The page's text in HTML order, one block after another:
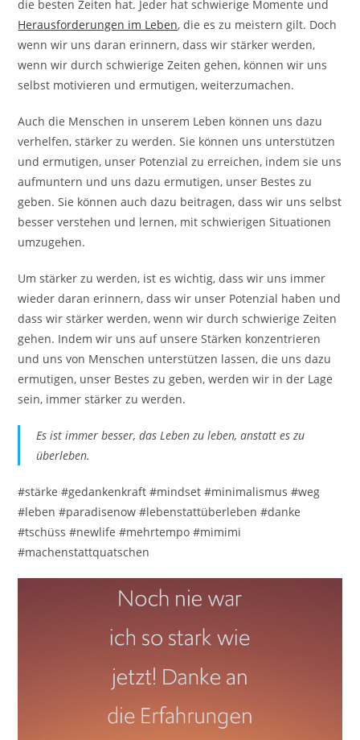
die besten Zeiten hat. Jeder hat schwierige Momente und
Herausforderungen im Leben, die es zu meistern gilt. Doch
wenn wir uns daran erinnern, dass wir stärker werden,
wenn wir durch schwierige Zeiten gehen, können wir uns
selbst motivieren und ermutigen, weiterzumachen.
Auch die Menschen in unserem Leben können uns dazu
verhelfen, stärker zu werden. Sie können uns unterstützen
und ermutigen, unser Potenzial zu erreichen, indem sie uns
aufmuntern und uns dazu ermutigen, unser Bestes zu
geben. Sie können auch dazu beitragen, dass wir uns selbst
besser verstehen und lernen, mit schwierigen Situationen
umzugehen.
Um stärker zu werden, ist es wichtig, dass wir uns immer
wieder daran erinnern, dass wir unser Potenzial haben und
dass wir stärker werden, wenn wir durch schwierige Zeiten
gehen. Indem wir uns auf unsere Stärken konzentrieren
und uns von Menschen unterstützen lassen, die uns dazu
ermutigen, unser Bestes zu geben, werden wir in der Lage
sein, immer stärker zu werden.
Es ist immer besser, das Leben zu leben, anstatt es zu
überleben.
#stärke #gedankenkraft #mindset #minimalismus #weg
#leben #paradisenow #lebenstattüberleben #danke
#tschüss #newlife #mehrtempo #mimimi
#machenstattquatschen